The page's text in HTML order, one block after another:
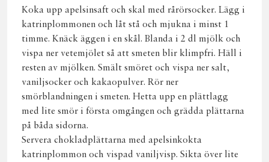
Koka upp apelsinsaft och skal med rårörsocker. Lägg i
katrinplommonen och låt stå och mjukna i minst 1
timme. Knäck äggen i en skål. Blanda i 2 dl mjölk och
vispa ner vetemjölet så att smeten blir klimpfri. Häll i
resten av mjölken. Smält smöret och vispa ner salt,
vaniljsocker och kakaopulver. Rör ner
smörblandningen i smeten. Hetta upp en plättlagg
med lite smör i första omgången och grädda plättarna
på båda sidorna.
Servera chokladplättarna med apelsinkokta
katrinplommon och vispad vaniljvisp. Sikta över lite